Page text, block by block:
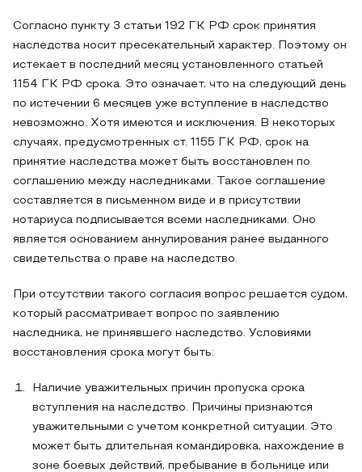
Согласно пункту 3 статьи 192 ГК РФ срок принятия
наследства носит пресекательный характер. Поэтому он
истекает в последний месяц установленного статьей
1154 ГК РФ срока. Это означает, что на следующий день
по истечении 6 месяцев уже вступление в наследство
невозможно. Хотя имеются и исключения. В некоторых
случаях, предусмотренных ст. 1155 ГК РФ, срок на
принятие наследства может быть восстановлен по
соглашению между наследниками. Такое соглашение
составляется в письменном виде и в присутствии
нотариуса подписывается всеми наследниками. Оно
является основанием аннулирования ранее выданного
свидетельства о праве на наследство.
При отсутствии такого согласия вопрос решается судом,
который рассматривает вопрос по заявлению
наследника, не принявшего наследство. Условиями
восстановления срока могут быть:
Наличие уважительных причин пропуска срока
вступления на наследство. Причины признаются
уважительными с учетом конкретной ситуации. Это
может быть длительная командировка, нахождение в
зоне боевых действий, пребывание в больнице или